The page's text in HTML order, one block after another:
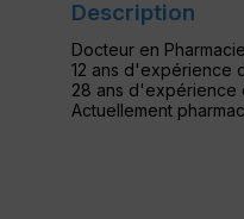
Description
Docteur en
12 ans d'expérience
28 ans d'expérience
Actuellement